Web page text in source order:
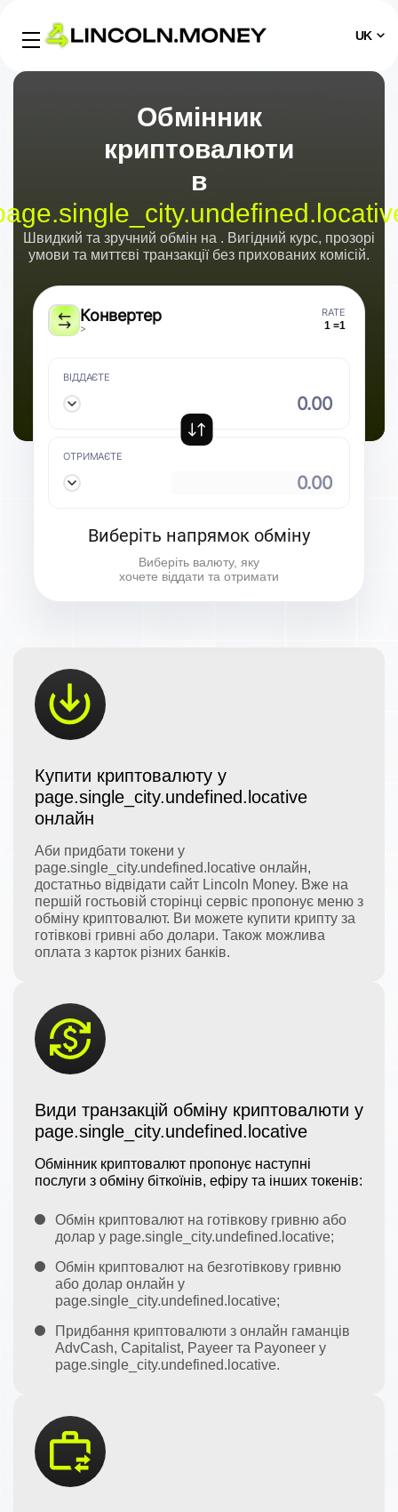
UK
Обмінник
криптовалюти
в
Швидкий та зручний обмін на . Вигідний курс, прозорі
умови та миттєві транзакції без прихованих комісій.
Конвертер
>
RATE
1 =1
ВІДДАЄТЕ
ОТРИМАЄТЕ
Виберіть напрямок обміну
Виберіть валюту, яку
хочете віддати та отримати
Купити криптовалюту у
page.single_city.undefined.locative
онлайн
Аби придбати токени у
page.single_city.undefined.locative онлайн,
достатньо відвідати сайт Lincoln Money. Вже на
першій гостьовій сторінці сервіс пропонує меню з
обміну криптовалют. Ви можете купити крипту за
готівкові гривні або долари. Також можлива
оплата з карток різних банків.
Види транзакцій обміну криптовалюти у
page.single_city.undefined.locative
Обмінник криптовалют пропонує наступні
послуги з обміну біткоїнів, ефіру та інших токенів:
Обмін криптовалют на готівкову гривню або
долар у page.single_city.undefined.locative;
Обмін криптовалют на безготівкову гривню
або долар онлайн у
page.single_city.undefined.locative;
Придбання криптовалюти з онлайн гаманців
AdvCash, Capitalist, Payeer та Payoneer у
page.single_city.undefined.locative.